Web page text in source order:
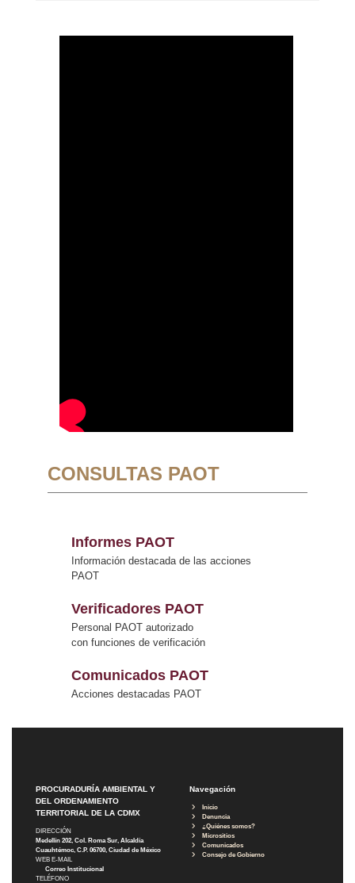
CONSULTAS PAOT
Informes PAOT
Información destacada de las acciones
PAOT
Verificadores PAOT
Personal PAOT autorizado
con funciones de verificación
Comunicados PAOT
Acciones destacadas PAOT
PROCURADURÍA AMBIENTAL Y
DEL ORDENAMIENTO
TERRITORIAL DE LA CDMX
DIRECCIÓN
Medellín 202, Col. Roma Sur, Alcaldía
Cuauhtémoc, C.P. 06700, Ciudad de México
WEB E-MAIL
Correo Institucional
TELÉFONO
Navegación
Inicio
Denuncia
¿Quiénes somos?
Micrositios
Comunicados
Consejo de Gobierno